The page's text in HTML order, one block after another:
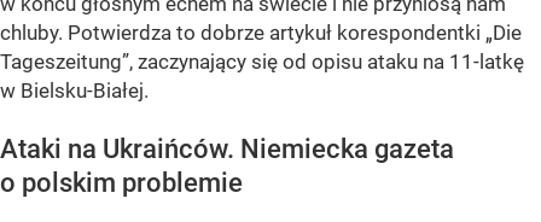
chluby. Potwierdza to dobrze artykuł korespondentki „Die
Tageszeitung”, zaczynający się od opisu ataku na 11-latkę
w Bielsku-Białej.
Ataki na Ukraińców. Niemiecka gazeta
o polskim problemie